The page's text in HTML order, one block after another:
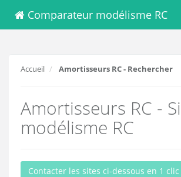
Comparateur modélisme RC
Accueil Amortisseurs RC - Rechercher
Amortisseurs RC -
modélisme RC
Contacter les sites ci-dessous en 1